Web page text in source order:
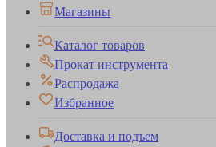
Магазины
Каталог товаров
Прокат инструмента
Распродажа
Избранное
Доставка и подъем